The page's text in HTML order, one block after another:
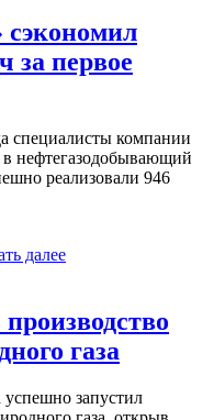
за первое
специалисты компании
нефтегазодобывающий
реализовали 946
далее
газа
запустил